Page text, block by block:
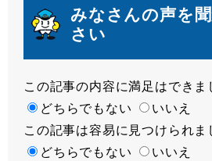
みなさんの声を
さい
満
足
度
この記事の内容に満足はでき
どちらでもない
いいえ
容
易
この記事は容易に見つけられ
どちらでもない
いいえ